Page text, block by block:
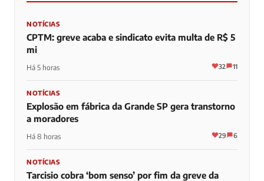
NOTÍCIAS
CPTM: greve acaba e sindicato evita multa de R$ 5
mi
Há 5 horas 32 11
NOTÍCIAS
Explosão em fábrica da Grande SP gera transtorno
a moradores
Há 8 horas 29 6
NOTÍCIAS
Tarcisio cobra ‘bom senso’ por fim da greve da